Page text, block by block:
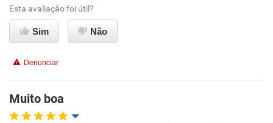
Ambiente de trabalho
Benefícios
Recomenda esta empresa
Esta avaliação foi útil?
Sim Não
Denunciar
Muito boa